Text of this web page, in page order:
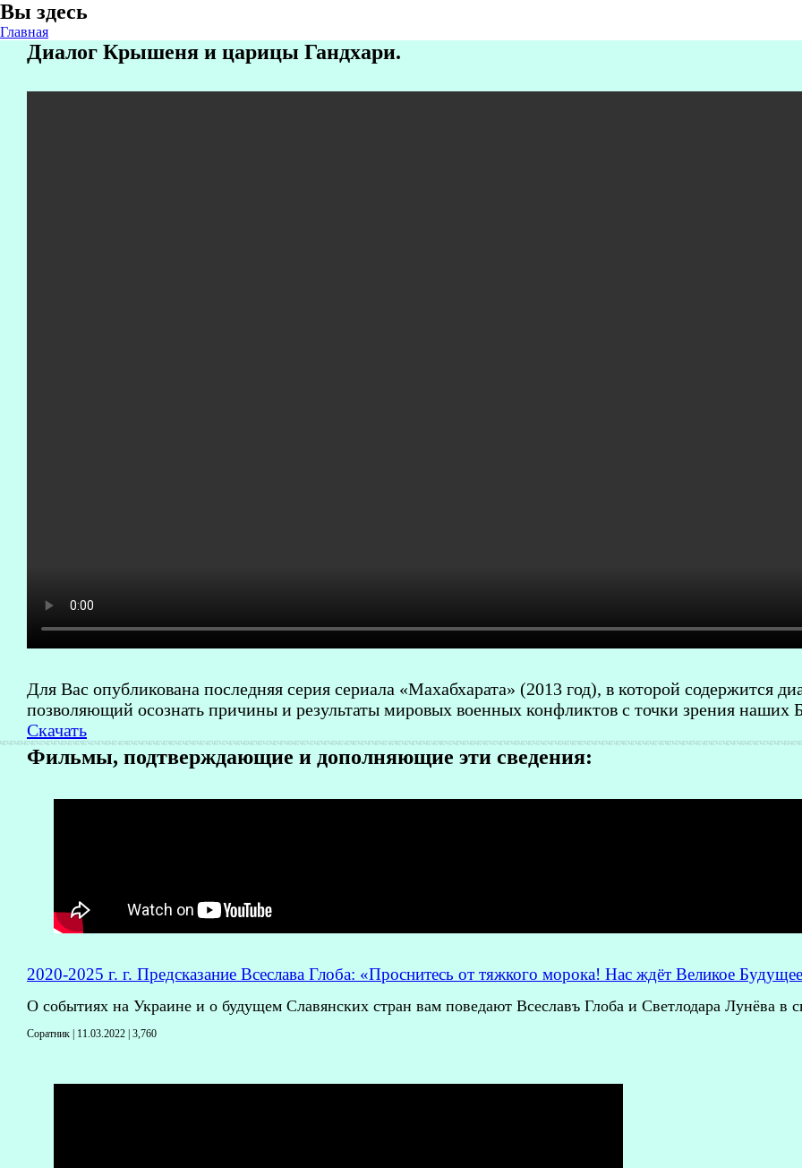
Вы здесь
Главная
Диалог Крышеня и царицы Гандхари.
Для Вас опубликована последняя серия сериала «Махабхарата» (2013 год), в которой содержится
позволяющий осознать причины и результаты мировых военных конфликтов с точки зрения наших
Скачать
Фильмы, подтверждающие и дополняющие эти сведения:
2020-2025 г. г. Предсказание Всеслава Глоба: «Проснитесь от тяжкого морока! Нас ждёт Великое
О событиях на Украине и о будущем Славянских стран вам поведают Всеславъ Глоба и Светлодара Лунёва в
Соратник | 11.03.2022 | 3,760